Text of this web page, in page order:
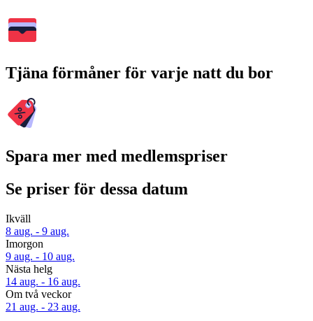
Tjäna förmåner för varje natt du bor
Spara mer med medlemspriser
Se priser för dessa datum
Ikväll
8 aug. - 9 aug.
Imorgon
9 aug. - 10 aug.
Nästa helg
14 aug. - 16 aug.
Om två veckor
21 aug. - 23 aug.